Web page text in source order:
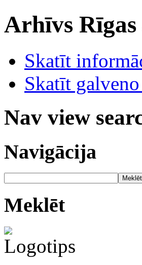
Arhīvs
Skatīt
Skatīt
Nav view
Navigācija
Meklēt
Meklēt